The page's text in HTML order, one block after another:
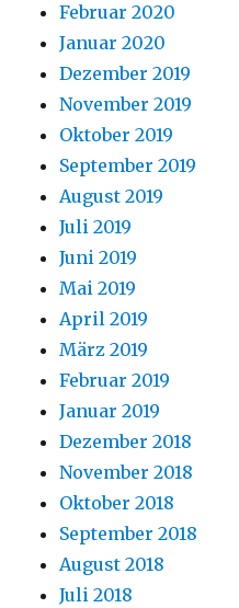
Februar 2020
Januar 2020
Dezember 2019
November 2019
Oktober 2019
September 2019
August 2019
Juli 2019
Juni 2019
Mai 2019
April 2019
März 2019
Februar 2019
Januar 2019
Dezember 2018
November 2018
Oktober 2018
September 2018
August 2018
Juli 2018